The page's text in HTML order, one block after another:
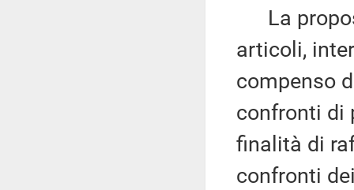
La
articoli,
compenso
confronti di
finalità di
confronti